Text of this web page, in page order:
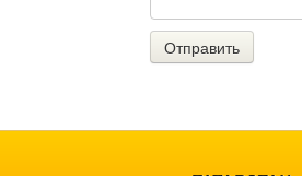
Отправить